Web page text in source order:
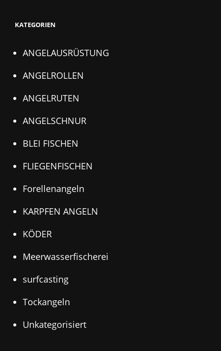
KATEGORIEN
ANGELAUSRÜSTUNG
ANGELROLLEN
ANGELRUTEN
ANGELSCHNUR
BLEI FISCHEN
FLIEGENFISCHEN
Forellenangeln
KARPFEN ANGELN
KÖDER
Meerwasserfischerei
surfcasting
Tockangeln
Unkategorisiert